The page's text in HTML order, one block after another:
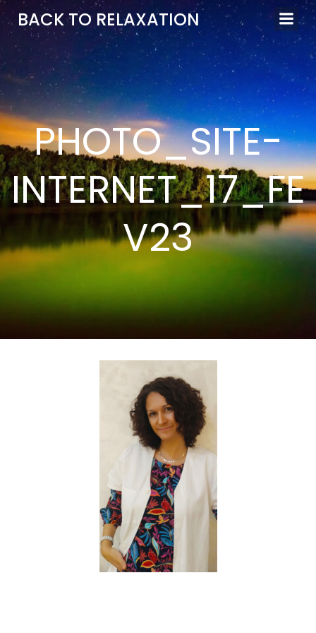
Aller
au
contenu
BACK TO RELAXATION
PHOTO_SITE-
INTERNET_17_FE
V23